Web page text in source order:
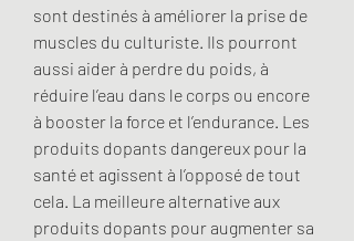
sont destinés à améliorer la prise de
muscles du culturiste. Ils pourront
aussi aider à perdre du poids, à
réduire l’eau dans le corps ou encore
à booster la force et l’endurance. Les
produits dopants dangereux pour la
santé et agissent à l’opposé de tout
cela. La meilleure alternative aux
produits dopants pour augmenter sa